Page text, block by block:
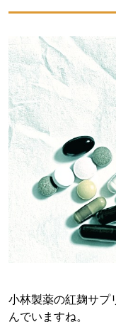
小林製薬の紅麹サプ
んでいますね。